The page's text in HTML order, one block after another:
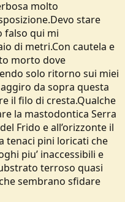
molto
stare
falso qui mi
di metri.Con cautela e
morto dove
solo ritorno sui miei
da sopra questa
il filo di cresta.Qualche
la mastodontica Serra
Frido e all’orizzonte il
tenaci pini loricati che
piu’ inaccessibili e
terroso quasi
sembrano sfidare